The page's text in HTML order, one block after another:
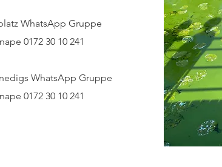
WhatsApp Gruppe
0172 30 10 241
WhatsApp Gruppe
0172 30 10 241